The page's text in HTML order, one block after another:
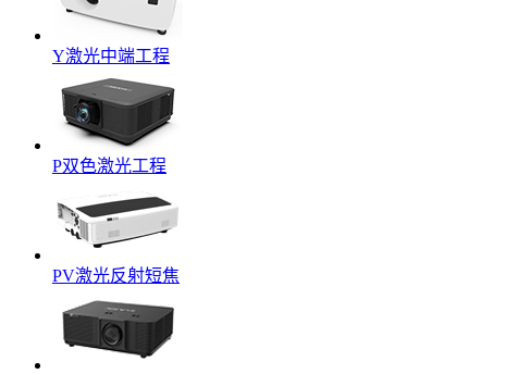
Y激光中端工程
P双色激光工程
PV激光反射短焦